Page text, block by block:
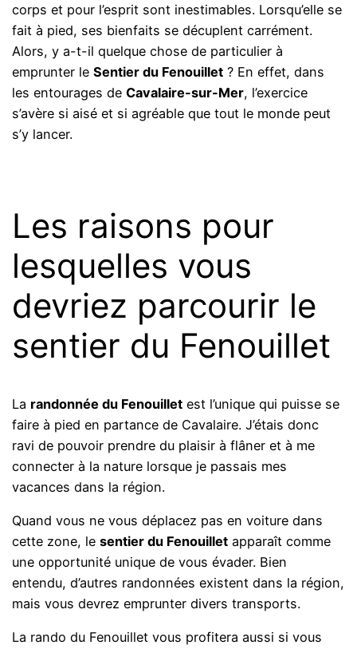
corps et pour l’esprit sont inestimables. Lorsqu’elle se
fait à pied, ses bienfaits se décuplent carrément.
Alors, y a-t-il quelque chose de particulier à
emprunter leSentier du Fenouillet ? En effet, dans
les entourages deCavalaire-sur-Mer, l’exercice
s’avère si aisé et si agréable que tout le monde peut
s’y lancer.
Les raisons pour
lesquelles vous
devriez parcourir le
sentier du Fenouillet
La randonnée du Fenouillet est l’unique qui puisse se
faire à pied en partance de Cavalaire. J’étais donc
ravi de pouvoir prendre du plaisir à flâner et à me
connecter à la nature lorsque je passais mes
vacances dans la région.
Quand vous ne vous déplacez pas en voiture dans
cette zone, lesentier du Fenouillet apparaît comme
une opportunité unique de vous évader. Bien
entendu, d’autres randonnées existent dans la région,
mais vous devrez emprunter divers transports.
La rando du Fenouillet vous profitera aussi si vous